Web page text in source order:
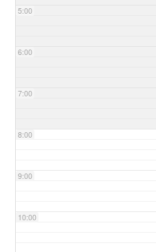
5:00
6:00
7:00
8:00
9:00
10:00